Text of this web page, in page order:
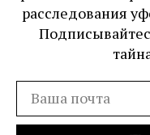
расследования